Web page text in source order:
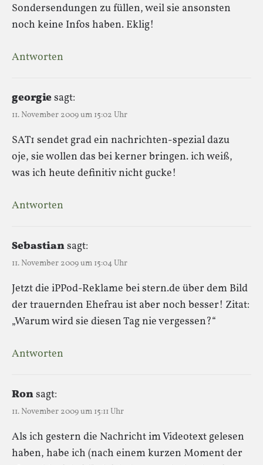
Sondersendungen zu füllen, weil sie ansonsten
noch keine Infos haben. Eklig!
Antworten
georgiesagt:
11. November 2009 um 15:02 Uhr
SAT1 sendet grad ein nachrichten-spezial dazu
oje, sie wollen das bei kerner bringen. ich weiß,
was ich heute definitiv nicht gucke!
Antworten
Sebastiansagt:
11. November 2009 um 15:04 Uhr
Jetzt die iPPod-Reklame bei stern.de über dem Bild
der trauernden Ehefrau ist aber noch besser! Zitat:
„Warum wird sie diesen Tag nie vergessen?“
Antworten
Ronsagt:
11. November 2009 um 15:11 Uhr
Als ich gestern die Nachricht im Videotext gelesen
haben, habe ich (nach einem kurzen Moment der